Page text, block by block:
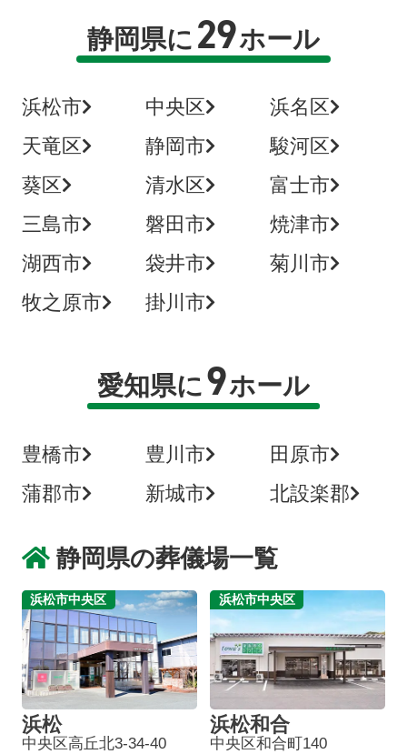
静岡県に 29ホール
浜松市 中央区
浜名区
天竜区
静岡市
駿河区
葵区
清水区
富士市
三島市
磐田市
焼津市
湖西市
袋井市
菊川市
牧之原市
掛川市
愛知県に9ホール
豊橋市 豊川市
田原市
蒲郡市
新城市 北設楽郡
静岡県の葬儀場一覧
浜松市中央区
浜松
中央区高丘北3-34-40
浜松市中央区
浜松和合
中央区和合町140